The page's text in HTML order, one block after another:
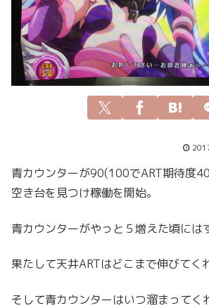
青カウンターが90(100でART期待度
空き台を見つけ稼働を開始。
青カウンターがやっと５増えた頃には
果たして天井ARTはどこまで伸びてく
そして青カウンターはいつ溜まってく